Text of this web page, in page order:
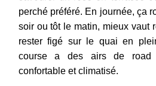
perché préféré. En journée, ça
soir ou tôt le matin, mieux vaut
rester figé sur le quai en
course a des airs de
confortable et climatisé.